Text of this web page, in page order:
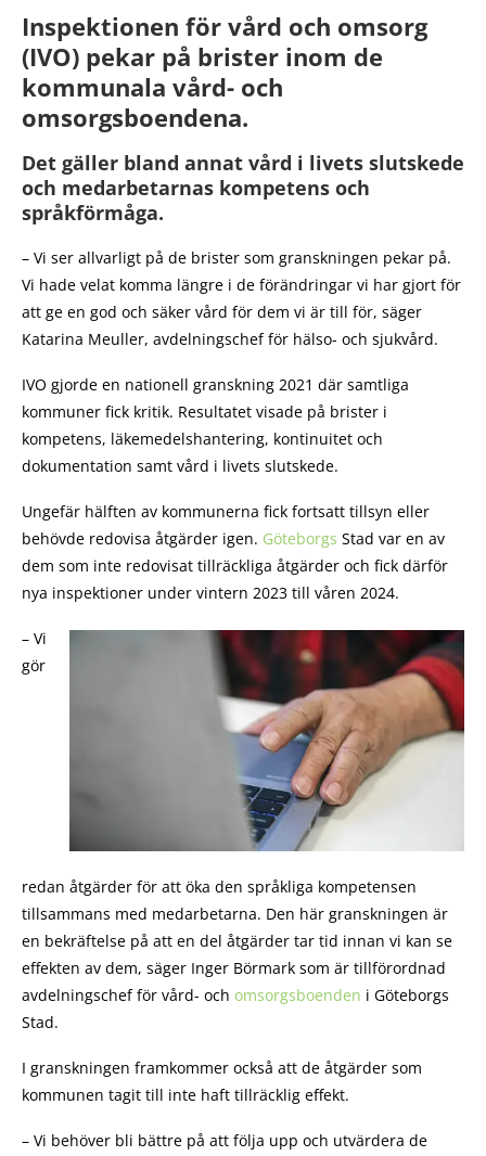
Inspektionen för vård och omsorg
(IVO) pekar på brister inom de
kommunala vård- och
omsorgsboendena.
Det gäller bland annat vård i livets slutskede
och medarbetarnas kompetens och
språkförmåga.
– Vi ser allvarligt på de brister som granskningen pekar på.
Vi hade velat komma längre i de förändringar vi har gjort för
att ge en god och säker vård för dem vi är till för, säger
Katarina Meuller, avdelningschef för hälso- och sjukvård.
IVO gjorde en nationell granskning 2021 där samtliga
kommuner fick kritik. Resultatet visade på brister i
kompetens, läkemedelshantering, kontinuitet och
dokumentation samt vård i livets slutskede.
Ungefär hälften av kommunerna fick fortsatt tillsyn eller
behövde redovisa åtgärder igen. Göteborgs Stad var en av
dem som inte redovisat tillräckliga åtgärder och fick därför
nya inspektioner under vintern 2023 till våren 2024.
– Vi
gör
redan åtgärder för att öka den språkliga kompetensen
tillsammans med medarbetarna. Den här granskningen är
en bekräftelse på att en del åtgärder tar tid innan vi kan se
effekten av dem, säger Inger Börmark som är tillförordnad
avdelningschef för vård- och omsorgsboenden i Göteborgs
Stad.
I granskningen framkommer också att de åtgärder som
kommunen tagit till inte haft tillräcklig effekt.
– Vi behöver bli bättre på att följa upp och utvärdera de